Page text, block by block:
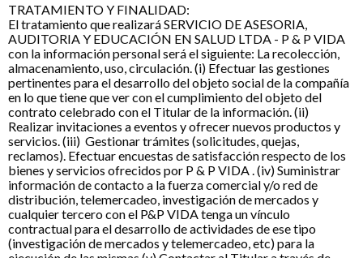
TRATAMIENTO Y FINALIDAD:
El tratamiento que realizará SERVICIO DE ASESORIA,
AUDITORIA Y EDUCACIÓN EN SALUD LTDA - P & P VIDA
con la información personal será el siguiente: La recolección,
almacenamiento, uso, circulación. (i) Efectuar las gestiones
pertinentes para el desarrollo del objeto social de la compañía
en lo que tiene que ver con el cumplimiento del objeto del
contrato celebrado con el Titular de la información. (ii)
Realizar invitaciones a eventos y ofrecer nuevos productos y
servicios. (iii) Gestionar trámites (solicitudes, quejas,
reclamos). Efectuar encuestas de satisfacción respecto de los
bienes y servicios ofrecidos por P & P VIDA . (iv) Suministrar
información de contacto a la fuerza comercial y/o red de
distribución, telemercadeo, investigación de mercados y
cualquier tercero con el P&P VIDA tenga un vínculo
contractual para el desarrollo de actividades de ese tipo
(investigación de mercados y telemercadeo, etc) para la